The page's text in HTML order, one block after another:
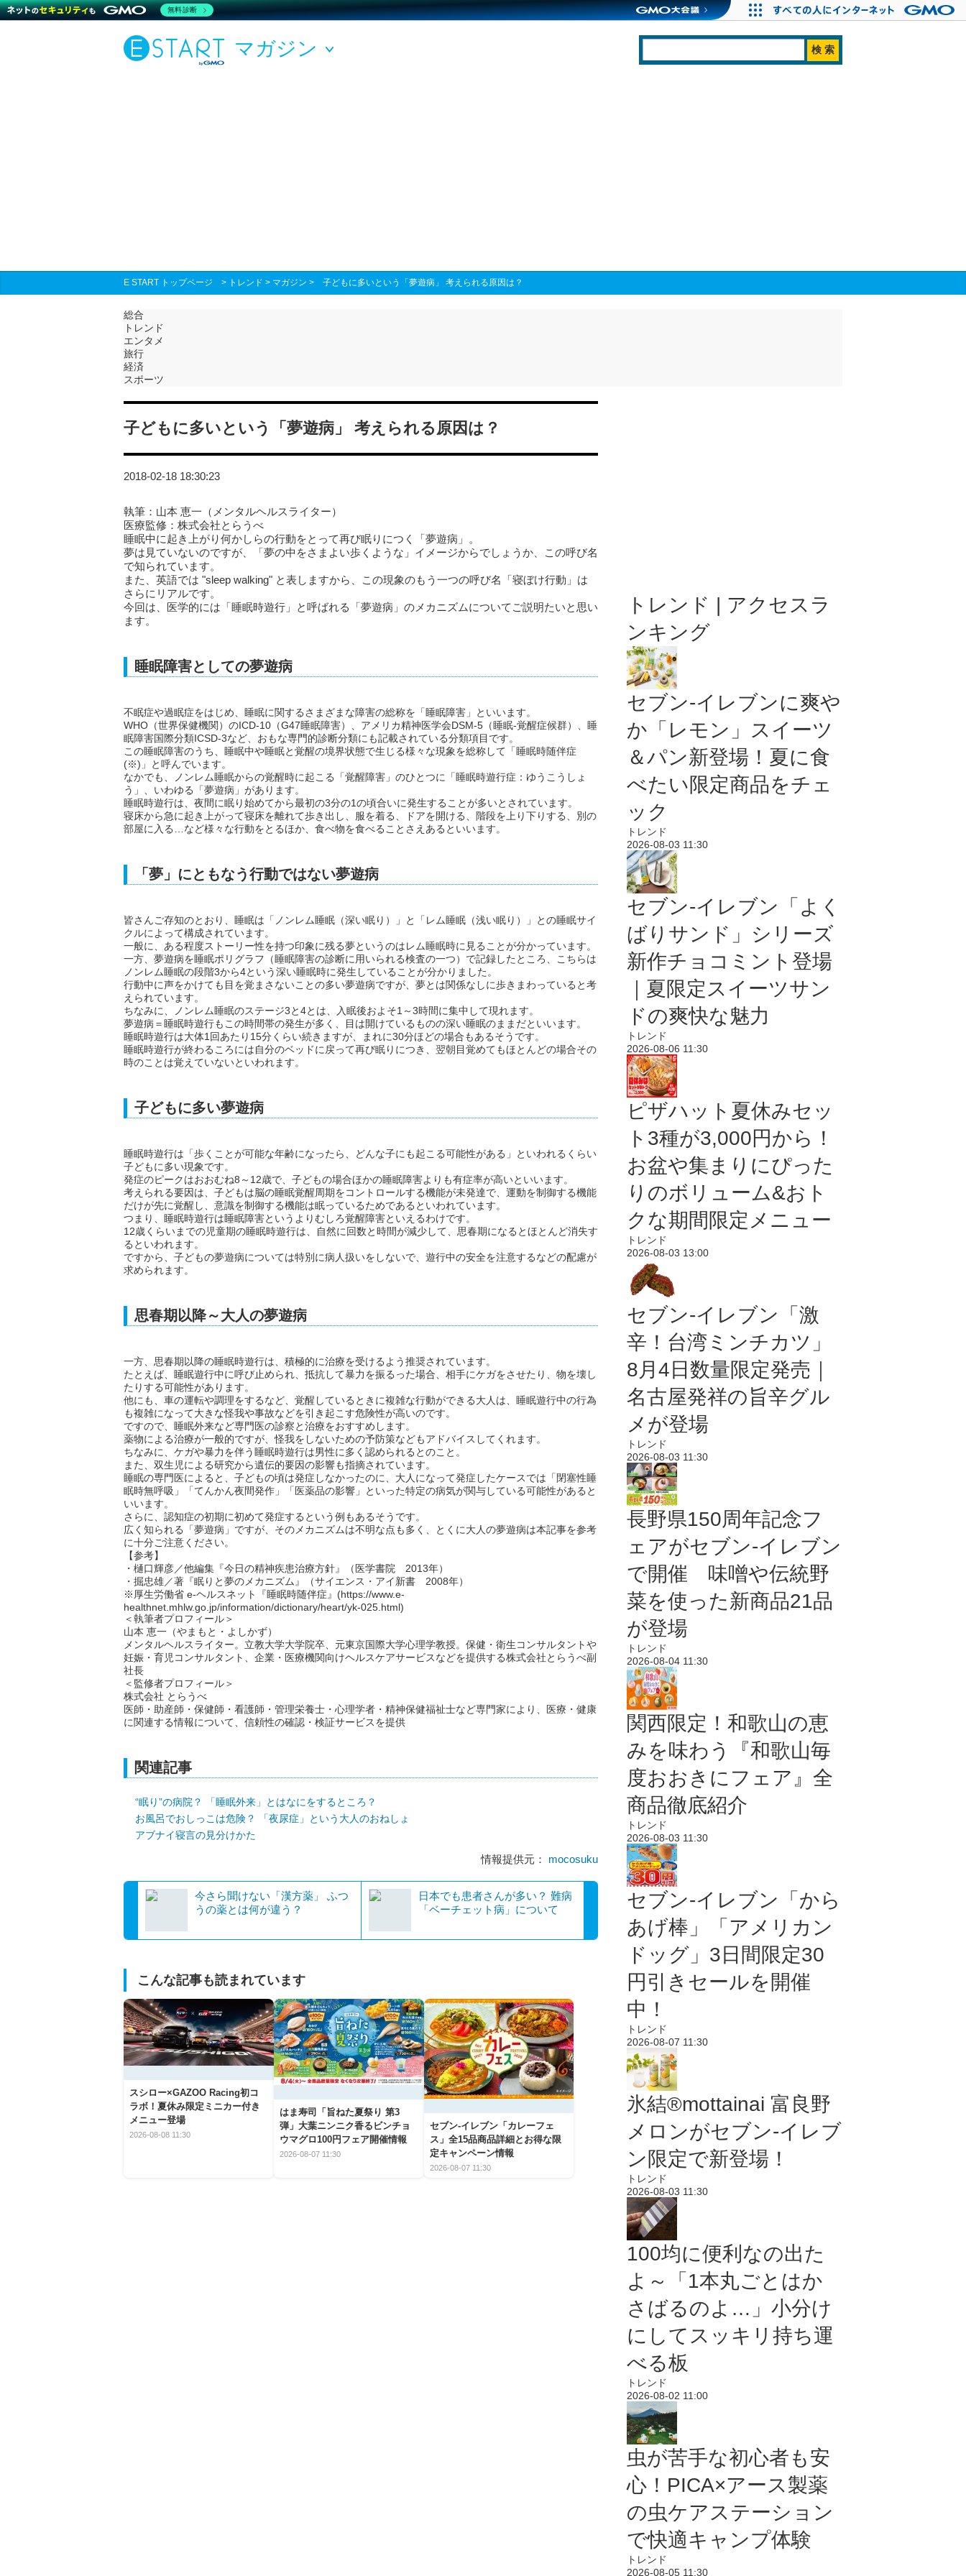
マガジン
E START トップページ > トレンド > マガジン > 子どもに多いという「夢遊病」 考えられる原因は？
総合
トレンド
エンタメ
旅行
経済
スポーツ
子どもに多いという「夢遊病」 考えられる原因は？
2018-02-18 18:30:23
執筆：山本 恵一（メンタルヘルスライター）
医療監修：株式会社とらうべ
睡眠中に起き上がり何かしらの行動をとって再び眠りにつく「夢遊病」。
夢は見ていないのですが、「夢の中をさまよい歩くような」イメージからでしょうか、この呼び名
で知られています。
また、英語では "sleep walking" と表しますから、この現象のもう一つの呼び名「寝ぼけ行動」は
さらにリアルです。
今回は、医学的には「睡眠時遊行」と呼ばれる「夢遊病」のメカニズムについてご説明たいと思い
ます。
睡眠障害としての夢遊病
不眠症や過眠症をはじめ、睡眠に関するさまざまな障害の総称を「睡眠障害」といいます。
WHO（世界保健機関）のICD-10（G47睡眠障害）、アメリカ精神医学会DSM-5（睡眠‐覚醒症候群）、睡
眠障害国際分類ICSD-3など、おもな専門的診断分類にも記載されている分類項目です。
この睡眠障害のうち、睡眠中や睡眠と覚醒の境界状態で生じる様々な現象を総称して「睡眠時随伴症
(※)」と呼んでいます。
なかでも、ノンレム睡眠からの覚醒時に起こる「覚醒障害」のひとつに「睡眠時遊行症：ゆうこうしょ
う」、いわゆる「夢遊病」があります。
睡眠時遊行は、夜間に眠り始めてから最初の3分の1の頃合いに発生することが多いとされています。
寝床から急に起き上がって寝床を離れて歩き出し、服を着る、ドアを開ける、階段を上り下りする、別の
部屋に入る…など様々な行動をとるほか、食べ物を食べることさえあるといいます。
「夢」にともなう行動ではない夢遊病
皆さんご存知のとおり、睡眠は「ノンレム睡眠（深い眠り）」と「レム睡眠（浅い眠り）」との睡眠サイ
クルによって構成されています。
一般に、ある程度ストーリー性を持つ印象に残る夢というのはレム睡眠時に見ることが分かっています。
一方、夢遊病を睡眠ポリグラフ（睡眠障害の診断に用いられる検査の一つ）で記録したところ、こちらは
ノンレム睡眠の段階3から4という深い睡眠時に発生していることが分かりました。
行動中に声をかけても目を覚まさないことの多い夢遊病ですが、夢とは関係なしに歩きまわっていると考
えられています。
ちなみに、ノンレム睡眠のステージ3と4とは、入眠後およそ1～3時間に集中して現れます。
夢遊病＝睡眠時遊行もこの時間帯の発生が多く、目は開けているものの深い睡眠のままだといいます。
睡眠時遊行は大体1回あたり15分くらい続きますが、まれに30分ほどの場合もあるそうです。
睡眠時遊行が終わるころには自分のベッドに戻って再び眠りにつき、翌朝目覚めてもほとんどの場合その
時のことは覚えていないといわれます。
子どもに多い夢遊病
睡眠時遊行は「歩くことが可能な年齢になったら、どんな子にも起こる可能性がある」といわれるくらい
子どもに多い現象です。
発症のピークはおおむね8～12歳で、子どもの場合ほかの睡眠障害よりも有症率が高いといいます。
考えられる要因は、子どもは脳の睡眠覚醒周期をコントロールする機能が未発達で、運動を制御する機能
だけが先に覚醒し、意識を制御する機能は眠っているためであるといわれています。
つまり、睡眠時遊行は睡眠障害というよりむしろ覚醒障害といえるわけです。
12歳くらいまでの児童期の睡眠時遊行は、自然に回数と時間が減少して、思春期になるとほとんど消失す
るといわれます。
ですから、子どもの夢遊病については特別に病人扱いをしないで、遊行中の安全を注意するなどの配慮が
求められます。
思春期以降～大人の夢遊病
一方、思春期以降の睡眠時遊行は、積極的に治療を受けるよう推奨されています。
たとえば、睡眠遊行中に呼び止められ、抵抗して暴力を振るった場合、相手にケガをさせたり、物を壊し
たりする可能性があります。
他にも、車の運転や調理をするなど、覚醒しているときに複雑な行動ができる大人は、睡眠遊行中の行為
も複雑になって大きな怪我や事故などを引き起こす危険性が高いのです。
ですので、睡眠外来など専門医の診察と治療をおすすめします。
薬物による治療が一般的ですが、怪我をしないための予防策などもアドバイスしてくれます。
ちなみに、ケガや暴力を伴う睡眠時遊行は男性に多く認められるとのこと。
また、双生児による研究から遺伝的要因の影響も指摘されています。
睡眠の専門医によると、子どもの頃は発症しなかったのに、大人になって発症したケースでは「閉塞性睡
眠時無呼吸」「てんかん夜間発作」「医薬品の影響」といった特定の病気が関与している可能性があると
いいます。
さらに、認知症の初期に初めて発症するという例もあるそうです。
広く知られる「夢遊病」ですが、そのメカニズムは不明な点も多く、とくに大人の夢遊病は本記事を参考
に十分ご注意ください。
【参考】
・樋口輝彦／他編集『今日の精神疾患治療方針』（医学書院 2013年）
・掘忠雄／著『眠りと夢のメカニズム』（サイエンス・アイ新書 2008年）
※厚生労働省 e-ヘルスネット『睡眠時随伴症』(https://www.e-
healthnet.mhlw.go.jp/information/dictionary/heart/yk-025.html)
＜執筆者プロフィール＞
山本 恵一（やまもと・よしかず）
メンタルヘルスライター。立教大学大学院卒、元東京国際大学心理学教授。保健・衛生コンサルタントや
妊娠・育児コンサルタント、企業・医療機関向けヘルスケアサービスなどを提供する株式会社とらうべ副
社長
＜監修者プロフィール＞
株式会社 とらうべ
医師・助産師・保健師・看護師・管理栄養士・心理学者・精神保健福祉士など専門家により、医療・健康
に関連する情報について、信頼性の確認・検証サービスを提供
関連記事
“眠り”の病院？ 「睡眠外来」とはなにをするところ？
お風呂でおしっこは危険？ 「夜尿症」という大人のおねしょ
アブナイ寝言の見分けかた
情報提供元： mocosuku
今さら聞けない「漢方薬」 ふつ
うの薬とは何が違う？
日本でも患者さんが多い？ 難病
「ベーチェット病」について
こんな記事も読まれています
スシロー×GAZOO Racing初コ
ラボ！夏休み限定ミニカー付き
メニュー登場
2026-08-08 11:30
はま寿司「旨ねた夏祭り 第3
弾」大葉ニンニク香るビンチョ
ウマグロ100円フェア開催情報
2026-08-07 11:30
セブン‐イレブン「カレーフェ
ス」全15品商品詳細とお得な限
定キャンペーン情報
2026-08-07 11:30
トレンド | アクセスラ
ンキング
セブン‐イレブンに爽や
か「レモン」スイーツ
＆パン新登場！夏に食
べたい限定商品をチェ
ック
トレンド
2026-08-03 11:30
セブン‐イレブン「よく
ばりサンド」シリーズ
新作チョコミント登場
｜夏限定スイーツサン
ドの爽快な魅力
トレンド
2026-08-06 11:30
ピザハット夏休みセッ
ト3種が3,000円から！
お盆や集まりにぴった
りのボリューム&おト
クな期間限定メニュー
トレンド
2026-08-03 13:00
セブン-イレブン「激
辛！台湾ミンチカツ」
8月4日数量限定発売｜
名古屋発祥の旨辛グル
メが登場
トレンド
2026-08-03 11:30
長野県150周年記念フ
ェアがセブン-イレブン
で開催 味噌や伝統野
菜を使った新商品21品
が登場
トレンド
2026-08-04 11:30
関西限定！和歌山の恵
みを味わう『和歌山毎
度おおきにフェア』全
商品徹底紹介
トレンド
2026-08-03 11:30
セブン‐イレブン「から
あげ棒」「アメリカン
ドッグ」3日間限定30
円引きセールを開催
中！
トレンド
2026-08-07 11:30
氷結®mottainai 富良野
メロンがセブン‐イレブ
ン限定で新登場！
トレンド
2026-08-03 11:30
100均に便利なの出た
よ～「1本丸ごとはか
さばるのよ…」小分け
にしてスッキリ持ち運
べる板
トレンド
2026-08-02 11:00
虫が苦手な初心者も安
心！PICA×アース製薬
の虫ケアステーション
で快適キャンプ体験
トレンド
2026-08-05 11:30
無料診断